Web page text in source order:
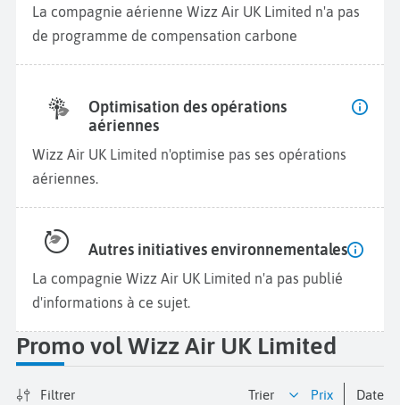
La compagnie aérienne Wizz Air UK Limited n'a pas
de programme de compensation carbone
Optimisation des opérations
aériennes
Wizz Air UK Limited n'optimise pas ses opérations
aériennes.
Autres initiatives environnementales
La compagnie Wizz Air UK Limited n'a pas publié
d'informations à ce sujet.
Promo vol Wizz Air UK Limited
Filtrer Trier prix date